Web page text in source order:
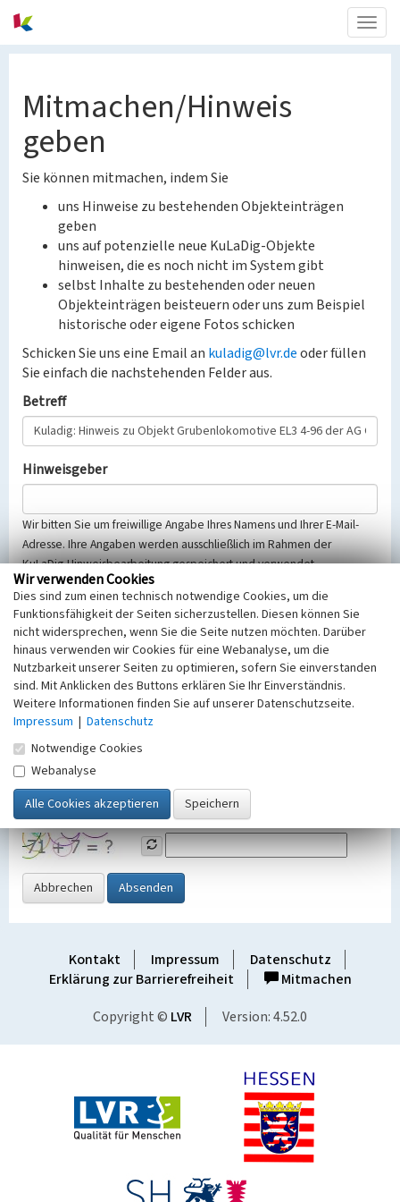
Mitmachen/Hinweis
geben
Sie können mitmachen, indem Sie
uns Hinweise zu bestehenden Objekteinträgen
geben
uns auf potenzielle neue KuLaDig-Objekte
hinweisen, die es noch nicht im System gibt
selbst Inhalte zu bestehenden oder neuen
Objekteinträgen beisteuern oder uns zum Beispiel
historische oder eigene Fotos schicken
Schicken Sie uns eine Email an kuladig@lvr.deoder füllen
Sie einfach die nachstehenden Felder aus.
Betreff
Hinweisgeber
Wir bitten Sie um freiwillige Angabe Ihres Namens und Ihrer E-Mail-
Adresse. Ihre Angaben werden ausschließlich im Rahmen der
KuLaDig-Hinweisbearbeitung gespeichert und verwendet.
Selbstverständlich werden diese entsprechend der Vorschriften des
Telemediengesetzes, des Datenschutzgesetzes NRW und der seit
dem 25.05.2018 gültigen Europäischen Datenschutzgrundverordnung
(EU-DSGVO) vertraulich behandelt, beachten Sie bitte unsere
Hinweise zumDatenschutz
Nachricht
SicherheitsabfrageTragen Sie unten das Rechenergebnis aus der
Grafik ein
Abbrechen Absenden
Kontakt Impressum
Datenschutz
Erklärung zur Barrierefreiheit
Mitmachen
Copyright © LVR Version: 4.52.0
Wir verwenden Cookies
Dies sind zum einen technisch notwendige Cookies, um die
Funktionsfähigkeit der Seiten sicherzustellen. Diesen können Sie
nicht widersprechen, wenn Sie die Seite nutzen möchten. Darüber
hinaus verwenden wir Cookies für eine Webanalyse, um die
Nutzbarkeit unserer Seiten zu optimieren, sofern Sie einverstanden
sind. Mit Anklicken des Buttons erklären Sie Ihr Einverständnis.
Weitere Informationen finden Sie auf unserer Datenschutzseite.
Impressum | Datenschutz
Notwendige Cookies
Webanalyse